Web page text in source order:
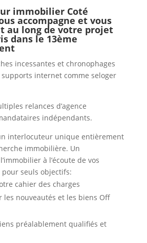
immobilier Coté
accompagne et vous
au long de votre projet
dans le 13ème
incessantes et chronophages
internet comme seloger
relances d’agence
indépendants.
interlocuteur unique entièrement
immobilière. Un
à l’écoute de vos
seuls objectifs:
cahier des charges
les nouveautés et les biens Off
préalablement qualifiés et